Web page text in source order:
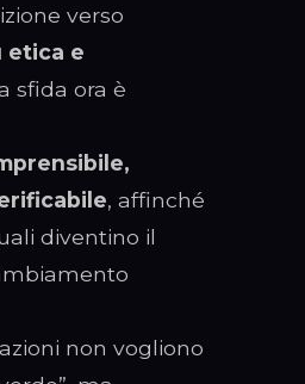
verso
etica e
sfida ora è
, affinché
diventino il
non vogliono